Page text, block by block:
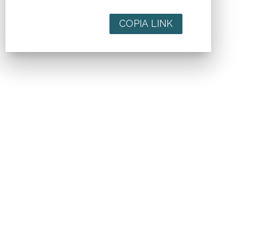
COPIA LINK